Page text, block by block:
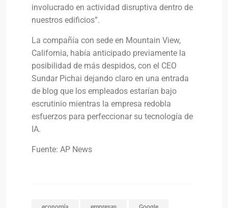
involucrado en actividad disruptiva dentro de
nuestros edificios”.
La compañía con sede en Mountain View,
California, había anticipado previamente la
posibilidad de más despidos, con el CEO
Sundar Pichai dejando claro en una entrada
de blog que los empleados estarían bajo
escrutinio mientras la empresa redobla
esfuerzos para perfeccionar su tecnología de
IA.
Fuente: AP News